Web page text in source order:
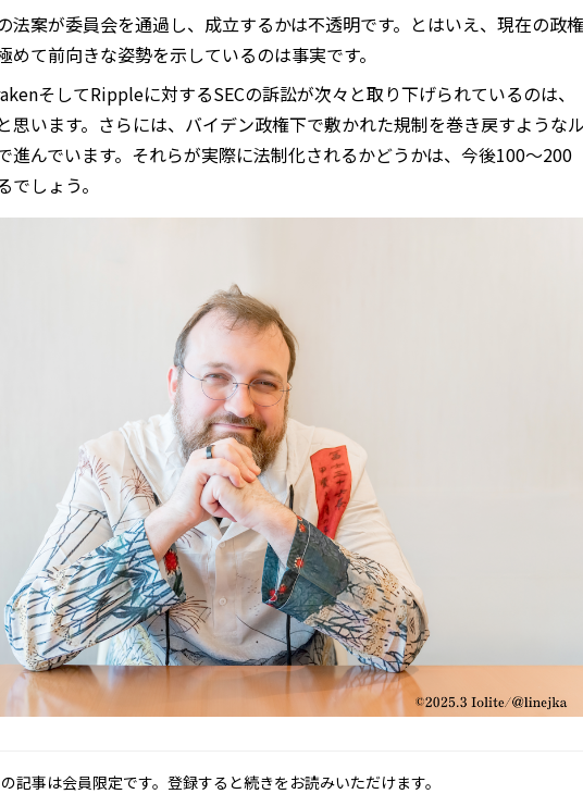
法案が委員会を通過し、成立するかは不透明です。とはいえ、現在の政権
めて前向きな姿勢を示しているのは事実です。
そしてRippleに対するSECの訴訟が次々と取り下げられているのは、
思います。さらには、バイデン政権下で敷かれた規制を巻き戻すような
進んでいます。それらが実際に法制化されるかどうかは、今後100～200
しょう。
記事は会員限定です。登録すると続きをお読みいただけます。